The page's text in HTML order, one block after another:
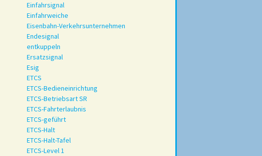
Einfahrsignal
Einfahrweiche
Eisenbahn-Verkehrsunternehmen
Endesignal
entkuppeln
Ersatzsignal
Esig
ETCS
ETCS-Bedieneinrichtung
ETCS-Betriebsart SR
ETCS-Fahrterlaubnis
ETCS-geführt
ETCS-Halt
ETCS-Halt-Tafel
ETCS-Level 1